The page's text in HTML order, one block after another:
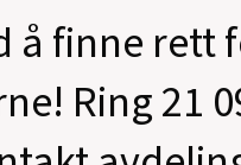
å finne
Ring 21